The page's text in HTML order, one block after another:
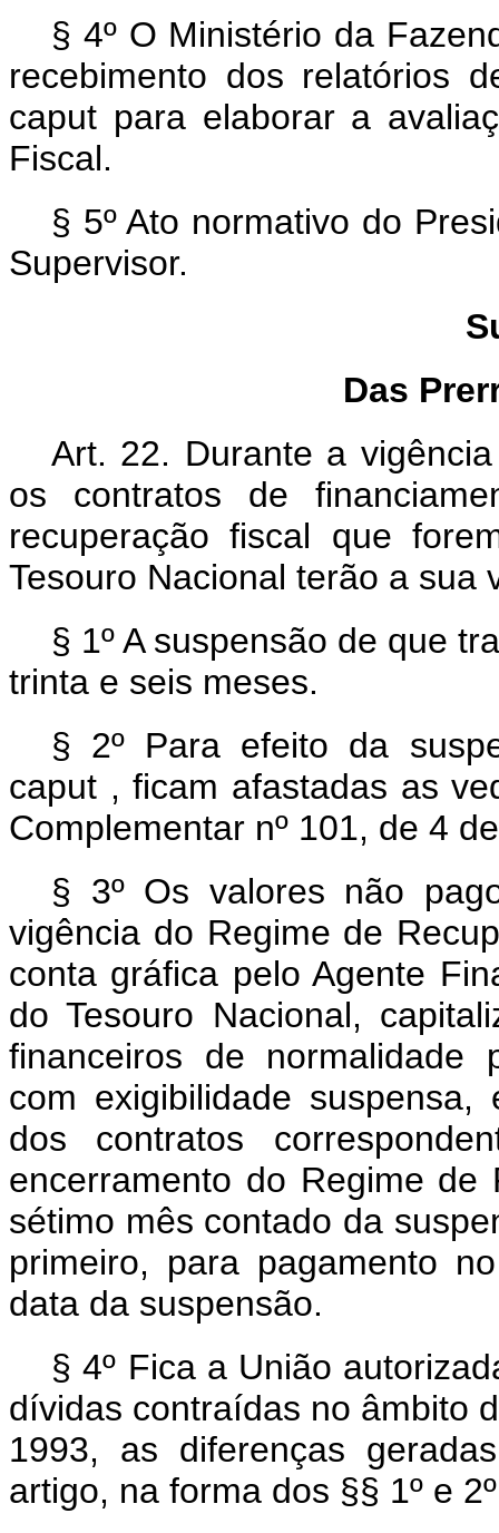
§ 4º O Ministério da
recebimento dos relatórios
caput para elaborar a
Fiscal.
§ 5º Ato normativo do
Supervisor.
Das
Art. 22. Durante a
os contratos de
recuperação fiscal que
Tesouro Nacional terão a sua
§ 1º A suspensão de que
trinta e seis meses.
§ 2º Para efeito da
caput , ficam afastadas as
Complementar nº 101, de 4
§ 3º Os valores não
vigência do Regime de
conta gráfica pelo Agente
do Tesouro Nacional,
financeiros de normalidade
com exigibilidade
dos contratos
encerramento do Regime
sétimo mês contado da
primeiro, para pagamento
data da suspensão.
§ 4º Fica a União
dívidas contraídas no âmbito
1993, as diferenças
artigo, na forma dos §§ 1º e